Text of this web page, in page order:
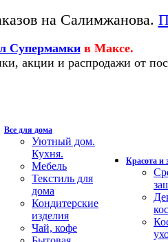
на Салимжанова.
Супермамки в Максе.
акции и распродажи от
Все для дома
Уютный дом.
Кухня.
Мебель
Текстиль для
дома
Кондитерские
изделия
Чай, кофе
Красота и